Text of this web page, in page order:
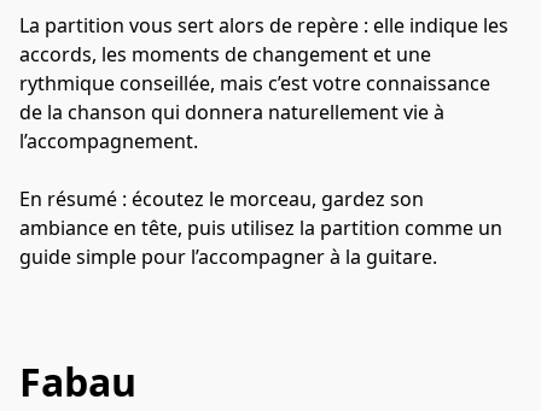
La partition vous sert alors de repère : elle indique les
accords, les moments de changement et une
rythmique conseillée, mais c’est votre connaissance
de la chanson qui donnera naturellement vie à
l’accompagnement.
En résumé : écoutez le morceau, gardez son
ambiance en tête, puis utilisez la partition comme un
guide simple pour l’accompagner à la guitare.
Fabau